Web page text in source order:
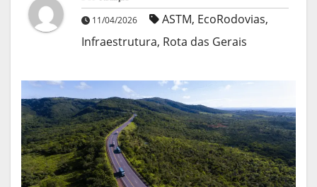
11/04/2026 ASTM, EcoRodovias,
Infraestrutura, Rota das Gerais